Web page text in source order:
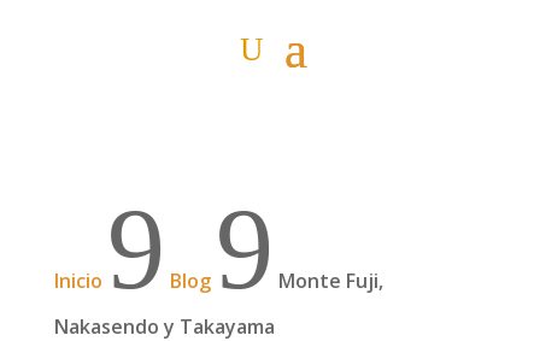
Inicio 9 Blog 9 Monte Fuji,
Nakasendo y Takayama